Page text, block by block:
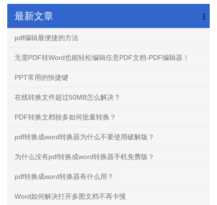
最新文章
pdf编辑最便捷的方法
无需PDF转Word也能轻松编辑任意PDF文档-PDF编辑器！
PPT常用的快捷键
在线转换文件超过50MB怎么解决？
PDF转换文档较多如何批量转换？
pdf转换成word转换器为什么不要使用破解版？
为什么没有pdf转换成word转换器手机免费版？
pdf转换成word转换器有什么用？
Word如何解决打开多图文档不再卡慢